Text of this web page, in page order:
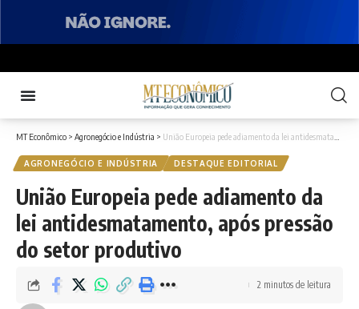
MT Econômico > Agronegócio e Indústria > União Europeia pede adiamento da lei antidesmatamento, após pressão do setor produtivo
AGRONEGÓCIO E INDÚSTRIA DESTAQUE EDITORIAL
União Europeia pede adiamento da
lei antidesmatamento, após pressão
do setor produtivo
2 minutos de leitura